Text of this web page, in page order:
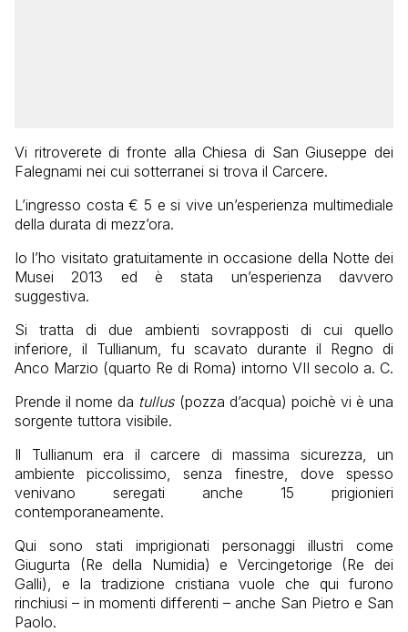
Vi ritroverete di fronte alla Chiesa di San Giuseppe dei
Falegnami nei cui sotterranei si trova il Carcere.
L’ingresso costa € 5 e si vive un’esperienza multimediale
della durata di mezz’ora.
Io l’ho visitato gratuitamente in occasione della Notte dei
Musei 2013 ed è stata un’esperienza davvero
suggestiva.
Si tratta di due ambienti sovrapposti di cui quello
inferiore, il Tullianum, fu scavato durante il Regno di
Anco Marzio (quarto Re di Roma) intorno VII secolo a. C.
Prende il nome da tullus(pozza d’acqua) poichè vi è una
sorgente tuttora visibile.
Il Tullianum era il carcere di massima sicurezza, un
ambiente piccolissimo, senza finestre, dove spesso
venivano seregati anche 15 prigionieri
contemporaneamente.
Qui sono stati imprigionati personaggi illustri come
Giugurta (Re della Numidia) e Vercingetorige (Re dei
Galli), e la tradizione cristiana vuole che qui furono
rinchiusi – in momenti differenti – anche San Pietro e San
Paolo.